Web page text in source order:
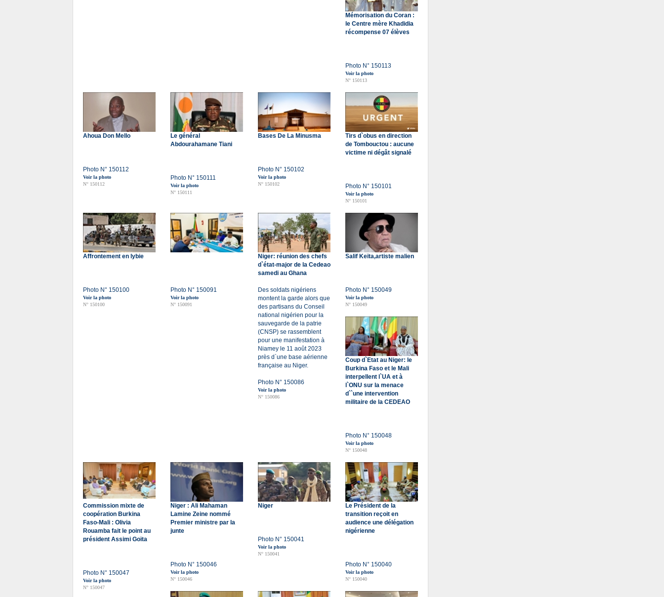
Mémorisation du Coran :
le Centre mère Khadidia
récompense 07 élèves
Photo N° 150113
Voir la photo
N° 150113
Ahoua Don Mello
Photo N° 150112
Voir la photo
N° 150112
Le général
Abdourahamane Tiani
Photo N° 150111
Voir la photo
N° 150111
Bases De La Minusma
Photo N° 150102
Voir la photo
N° 150102
Tirs d`obus en direction
de Tombouctou : aucune
victime ni dégât signalé
Photo N° 150101
Voir la photo
N° 150101
Affrontement en lybie
Photo N° 150100
Voir la photo
N° 150100
Photo N° 150091
Voir la photo
N° 150091
Niger: réunion des chefs
d`état-major de la Cedeao
samedi au Ghana
Des soldats nigériens
montent la garde alors que
des partisans du Conseil
national nigérien pour la
sauvegarde de la patrie
(CNSP) se rassemblent
pour une manifestation à
Niamey le 11 août 2023
près d`une base aérienne
française au Niger.
Photo N° 150086
Voir la photo
N° 150086
Salif Keïta,artiste malien
Photo N° 150049
Voir la photo
N° 150049
Coup d`Etat au Niger: le
Burkina Faso et le Mali
interpellent l`UA et à
l`ONU sur la menace
d``une intervention
militaire de la CEDEAO
Photo N° 150048
Voir la photo
N° 150048
Commission mixte de
coopération Burkina
Faso-Mali : Olivia
Rouamba fait le point au
président Assimi Goïta
Photo N° 150047
Voir la photo
N° 150047
Niger : Ali Mahaman
Lamine Zeine nommé
Premier ministre par la
junte
Photo N° 150046
Voir la photo
N° 150046
Niger
Photo N° 150041
Voir la photo
N° 150041
Le Président de la
transition reçoit en
audience une délégation
nigérienne
Photo N° 150040
Voir la photo
N° 150040